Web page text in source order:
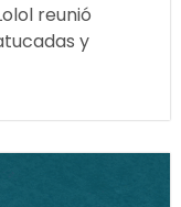
reunió
y